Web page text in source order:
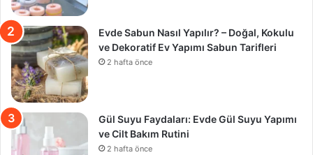
Evde Sabun Nasıl Yapılır? – Doğal, Kokulu
ve Dekoratif Ev Yapımı Sabun Tarifleri
2 hafta önce
Gül Suyu Faydaları: Evde Gül Suyu Yapımı
ve Cilt Bakım Rutini
2 hafta önce